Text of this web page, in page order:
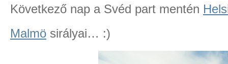
Következő nap a Svéd part mentén
Malmö sirályai… :)